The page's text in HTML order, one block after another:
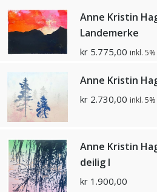
Anne Kristin
Landemerke
kr 5.775,00 inkl.
Anne Kristin
kr 2.730,00 inkl.
Anne Kristin
deilig I
kr 1.900,00